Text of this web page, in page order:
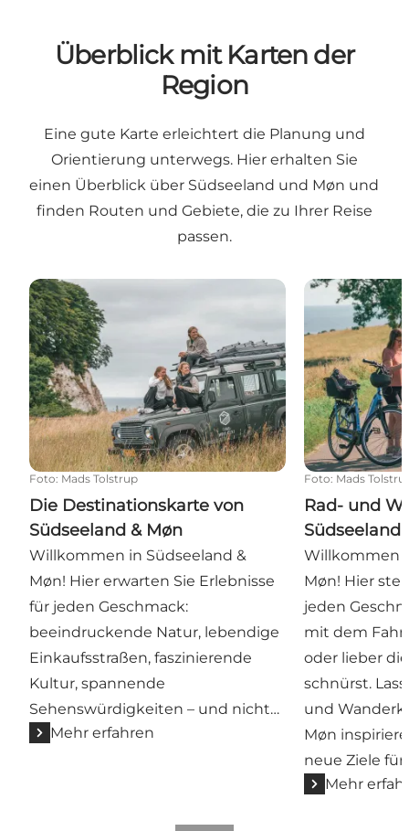
Überblick mit Karten der
Region
Eine gute Karte erleichtert die Planung und
Orientierung unterwegs. Hier erhalten Sie
einen Überblick über Südseeland und Møn und
finden Routen und Gebiete, die zu Ihrer Reise
passen.
Die Destinationskarte von Südseeland & Møn
Foto: Mads Tolstrup
Die Destinationskarte von
Südseeland & Møn
Willkommen in Südseeland &
Møn! Hier erwarten Sie Erlebnisse
für jeden Geschmack:
beeindruckende Natur, lebendige
Einkaufsstraßen, faszinierende
Kultur, spannende
Sehenswürdigkeiten – und nicht…
Mehr erfahren
Rad- und
Foto: Mads
Rad- und
Südseeland
Willkommen
Møn! Hier
jeden
mit dem
oder lieber
schnürst.
und
Møn
neue Ziele
Mehr